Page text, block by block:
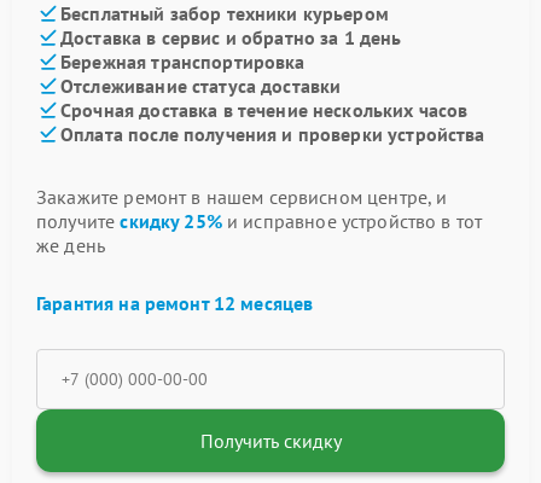
Бесплатный забор техники курьером
Доставка в сервис и обратно за 1 день
Бережная транспортировка
Отслеживание статуса доставки
Срочная доставка в течение нескольких часов
Оплата после получения и проверки устройства
Закажите ремонт в нашем сервисном центре, и
получитескидку 25%и исправное устройство в тот
же день
Гарантия на ремонт 12 месяцев
Получить скидку